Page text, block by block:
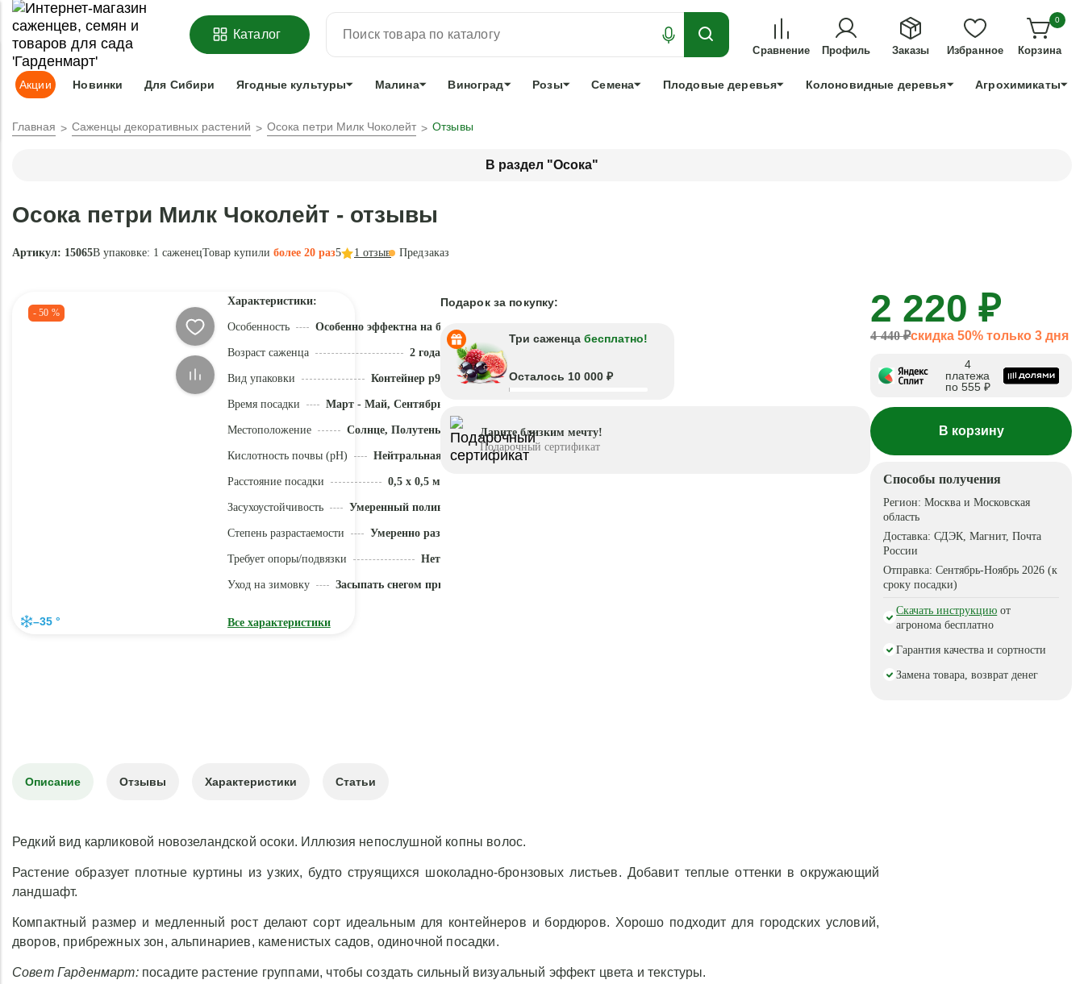
ОФОРМИТЬПРЕДЗАКАЗ =ЗАБРОНИРОВАТЬЛУЧШЕЕ ДЛЯ ТЕХ, КТО УСПЕЕТ!
Адрес доставки:Москва Доставка и оплата Гарантии +7 991 898 83 30
Каталог
Сравнение Профиль Заказы Избранное
0
Корзина
Акции Новинки Для Сибири Ягодные культуры Малина Виноград Розы Семена Плодовые деревья Колоновидные деревья Агрохимикаты
Главная Саженцы декоративных растений Осока петри Милк Чоколейт Отзывы
В раздел "Осока"
Осока петри Милк Чоколейт - отзывы
Артикул: 15065В упаковке: 1 саженецТовар купили более 20 раз5 1 отзыв Предзаказ
- 50 %
–35 °
Характеристики:
Особенность Особенно эффектна на балконах
Возраст саженца 2 года
Вид упаковки Контейнер p9
Время посадки Март - Май, Сентябрь - Ноябрь
Местоположение Солнце, Полутень
Кислотность почвы (pH) Нейтральная (5,5 - 7)
Расстояние посадки 0,5 x 0,5 м
Засухоустойчивость Умеренный полив
Степень разрастаемости Умеренно разрастается
Требует опоры/подвязки Нет
Уход на зимовку Засыпать снегом приствольный круг
Все характеристики
Подарок за покупку:
Три саженца бесплатно!
Осталось 10 000 ₽
Дарите близким мечту!
Подарочный сертификат
2 220 ₽
4 440 ₽скидка 50% только 3 дня
4
платежа
по 555 ₽
В корзину
Способы получения
Регион:Москва и Московская
область
Доставка:СДЭК, Магнит, Почта
России
Отправка:Сентябрь-Ноябрь 2026 (к
сроку посадки)
Скачать инструкцию от
агронома бесплатно
Гарантия качества и сортности
Замена товара, возврат денег
Описание Отзывы Характеристики Статьи
Редкий вид карликовой новозеландской осоки. Иллюзия непослушной копны волос.
Растение образует плотные куртины из узких, будто струящихся шоколадно-бронзовых листьев. Добавит теплые оттенки в окружающий
ландшафт.
Компактный размер и медленный рост делают сорт идеальным для контейнеров и бордюров. Хорошо подходит для городских условий,
дворов, прибрежных зон, альпинариев, каменистых садов, одиночной посадки.
Совет Гарденмарт:посадите растение группами, чтобы создать сильный визуальный эффект цвета и текстуры.